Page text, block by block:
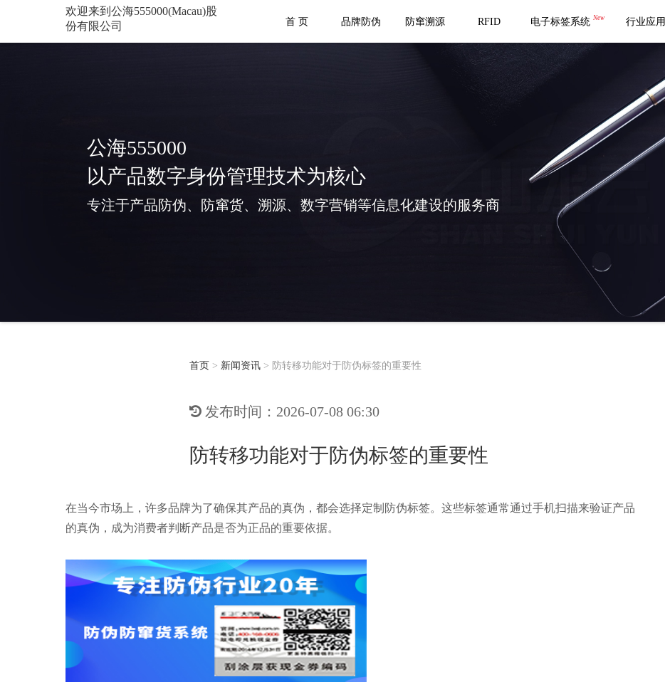
欢迎来到公海555000(Macau)股
份有限公司
首 页
品牌防伪 防窜溯源 RFID 电子标签系统 New 行业应用
公海555000
以产品数字身份管理技术为核心
专注于产品防伪、防窜货、溯源、数字营销等信息化建设的服务商
首页 > 新闻资讯 > 防转移功能对于防伪标签的重要性
发布时间：2026-07-08 06:30
防转移功能对于防伪标签的重要性
在当今市场上，许多品牌为了确保其产品的真伪，都会选择定制防伪标签。这些标签通常通过手机扫描来验证产品
的真伪，成为消费者判断产品是否为正品的重要依据。